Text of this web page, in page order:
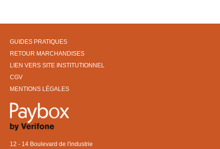
GUIDES PRATIQUES
RETOUR MARCHANDISES
LIEN VERS SITE INSTITUTIONNEL
CGV
MENTIONS LÉGALES
12 - 14 Boulevard de l'industrie